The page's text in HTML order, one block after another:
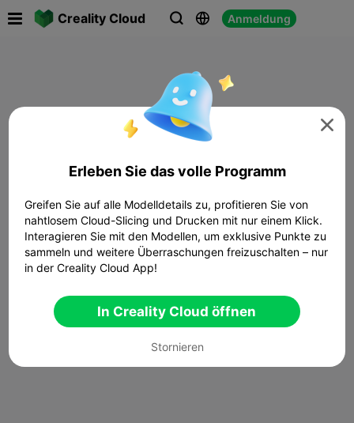
Creality Cloud   Anmeldung

Erleben Sie das volle Programm
Greifen Sie auf alle Modelldetails zu, profitieren Sie von
nahtlosem Cloud-Slicing und Drucken mit nur einem Klick.
Interagieren Sie mit den Modellen, um exklusive Punkte zu
sammeln und weitere Überraschungen freizuschalten – nur
in der Creality Cloud App!
In Creality Cloud öffnen
Stornieren